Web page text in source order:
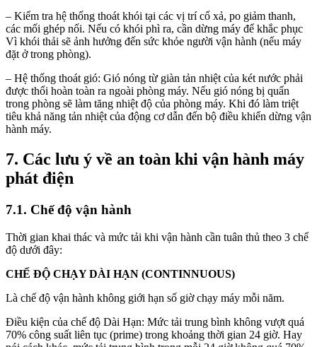
– Kiểm tra hệ thống thoát khói tại các vị trí cổ xả, po giảm thanh,
các mối ghép nối. Nếu có khói phì ra, cần dừng máy để khắc phục
Vì khói thải sẽ ảnh hưởng đến sức khỏe người vận hành (nếu máy
đặt ở trong phòng).
– Hệ thống thoát gió: Gió nóng từ giàn tản nhiệt của két nước phải
được thổi hoàn toàn ra ngoài phòng máy. Nếu gió nóng bị quẩn
trong phòng sẽ làm tăng nhiệt độ của phòng máy. Khi đó làm triệt
tiêu khả năng tản nhiệt của động cơ dẫn đến bộ điều khiển dừng vận
hành máy.
7. Các lưu ý về an toàn khi vận hành máy
phát điện
7.1. Chế độ vận hành
Thời gian khai thác và mức tải khi vận hành cần tuân thủ theo 3 chế
độ dưới đây:
CHẾ ĐỘ CHẠY DÀI HẠN (CONTINNUOUS)
Là chế độ vận hành không giới hạn số giờ chạy máy mỗi năm.
Điều kiện của chế độ Dài Hạn: Mức tải trung bình không vượt quá
70% công suất liên tục (prime) trong khoảng thời gian 24 giờ. Hay